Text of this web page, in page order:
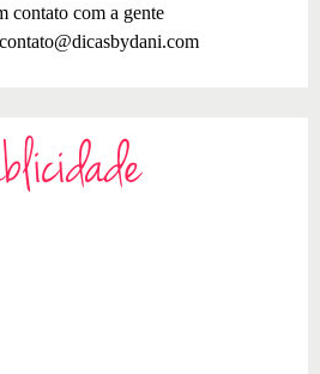
contato com a gente
contato@dicasbydani.com